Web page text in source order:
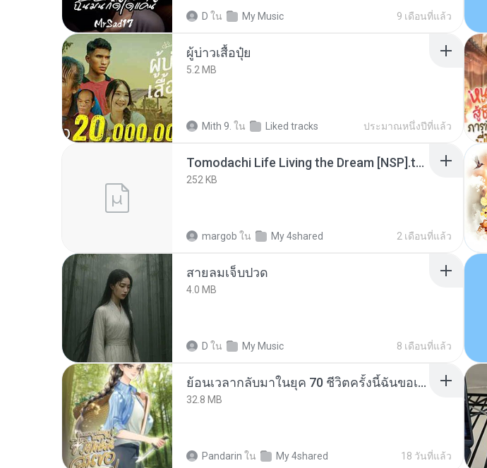
D ใน My Music 9 เดือนที่แล้ว
ผู้บ่าวเสื้อปุ๋ย
5.2 MB
Mith 9. ใน Liked tracks ประมาณหนึ่งปีที่แล้ว
Tomodachi Life Living the Dream [NSP].torrent
252 KB
margob ใน My 4shared 2 เดือนที่แล้ว
สายลมเจ็บปวด
4.0 MB
D ใน My Music 8 เดือนที่แล้ว
ย้อนเวลากลับมาในยุค 70 ชีวิตครั้งนี้ฉันขอเลือกเอง จบ.pdf
32.8 MB
Pandarin ใน My 4shared 18 วันที่แล้ว